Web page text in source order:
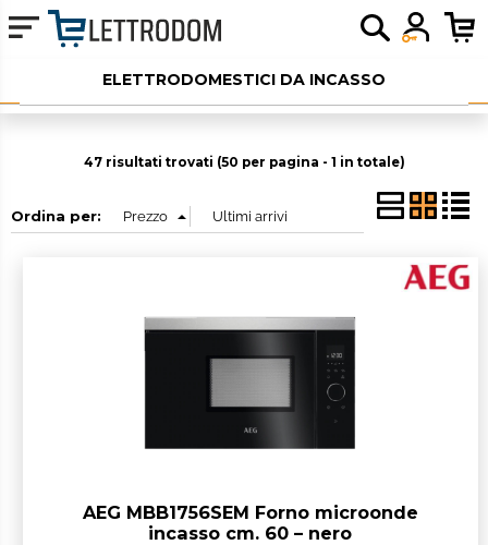
ELETTRODOMESTICI DA INCASSO
PICCOLI ELETTRODOMESTICI
AUDIO
OUTLET
47 risultati trovati (50 per pagina - 1 in totale)
Ordina per:
AEG MBB1756SEM Forno microonde
incasso cm. 60 – nero